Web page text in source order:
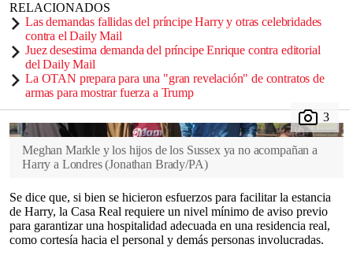
RELACIONADOS
Las demandas fallidas del príncipe Harry y otras celebridades
contra el Daily Mail
Juez desestima demanda del príncipe Enrique contra editorial
del Daily Mail
La OTAN prepara para una "gran revelación" de contratos de
armas para mostrar fuerza a Trump
Meghan Markle y los hijos de los Sussex ya no acompañan a
Harry a Londres (Jonathan Brady/PA)
Se dice que, si bien se hicieron esfuerzos para facilitar la estancia
de Harry, la Casa Real requiere un nivel mínimo de aviso previo
para garantizar una hospitalidad adecuada en una residencia real,
como cortesía hacia el personal y demás personas involucradas.